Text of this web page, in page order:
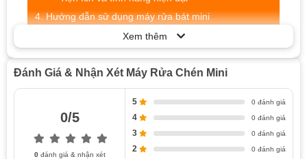
Hướng dẫn sử dụng máy rửa bát mini
Bước chuẩn bị trước khi sử dụng
Các mẹo để tối ưu hóa hiệu suất
Cách chăm sóc và bảo dưỡng
Hướng dẫn làm sạch máy rửa chén nhỏ gọn
đúng cách
Biện pháp bảo dưỡng để gia tăng tuổi thọ
Xem thêm
Đánh Giá & Nhận Xét Máy Rửa Chén Mini
0/5
0đánh giá & nhận xét
5 0 đánh giá
4 0 đánh giá
3 0 đánh giá
2 0 đánh giá